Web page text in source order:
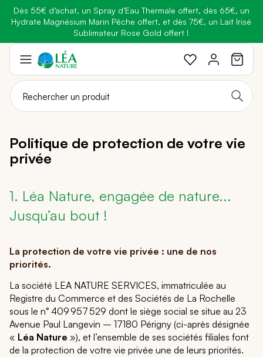
Belle semaine : Profitez de-25% + Livraison offertedès 30€
d'achat avec le codeBELLEBIO
BRADERIE :-40% sur une sélection de produits
Dès 55€ d’achat, un Spray d’Eau Thermale offert, dès 65€, un
Hydrate Magnésium Marin Pêche offert, et dès 75€, un Lait Irisé
Sublimateur Rose Gold offert !
Aller
contenu
Politique de protection de votre vie
privée
1. Léa Nature, engagée de nature...
Jusqu’au bout !
La protection de votre vie privée : une de nos
priorités.
La société LEA NATURE SERVICES, immatriculée au
Registre du Commerce et des Sociétés de La Rochelle
sous le n° 409 957 529 dont le siège social se situe au 23
Avenue Paul Langevin – 17180 Périgny (ci-après désignée
« Léa Nature »), et l’ensemble de ses sociétés filiales font
de la protection de votre vie privée une de leurs priorités.